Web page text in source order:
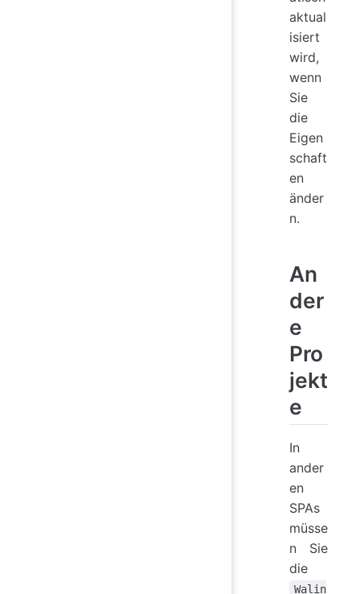
aktual
isiert
wird,
wenn
Sie
die
Eigen
schaft
en
änder
n.
An
der
e
Pro
jekt
e
In
ander
en
SPAs
müsse
n Sie
die
Walin